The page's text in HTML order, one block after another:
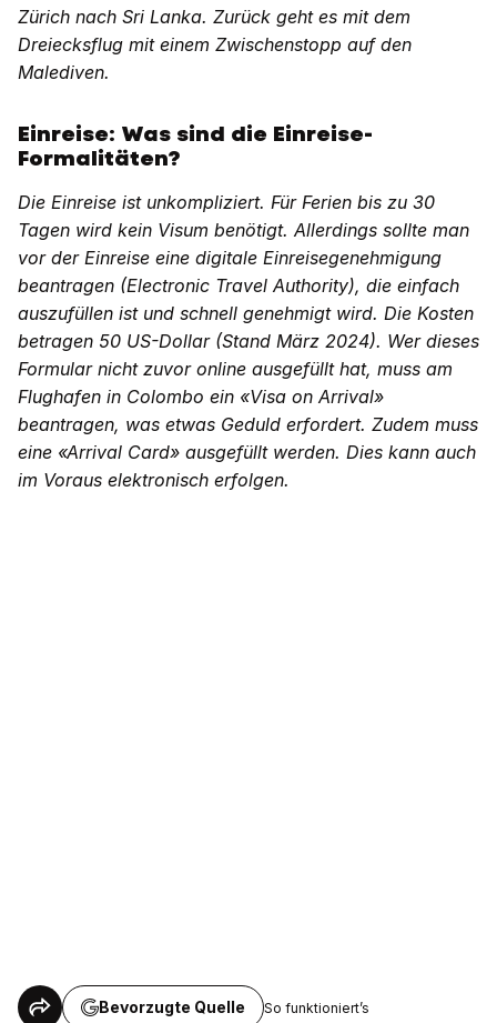
Zürich nach Sri Lanka. Zurück geht es mit dem
Dreiecksflug mit einem Zwischenstopp auf den
Malediven.
Einreise: Was sind die Einreise-
Formalitäten?
Die Einreise ist unkompliziert. Für Ferien bis zu 30
Tagen wird kein Visum benötigt. Allerdings sollte man
vor der Einreise eine digitale Einreisegenehmigung
beantragen (Electronic Travel Authority), die einfach
auszufüllen ist und schnell genehmigt wird. Die Kosten
betragen 50 US-Dollar (Stand März 2024). Wer dieses
Formular nicht zuvor online ausgefüllt hat, muss am
Flughafen in Colombo ein «Visa on Arrival»
beantragen, was etwas Geduld erfordert. Zudem muss
eine «Arrival Card» ausgefüllt werden. Dies kann auch
im Voraus elektronisch erfolgen.
Bevorzugte Quelle So funktioniert’s